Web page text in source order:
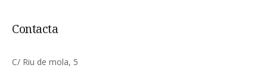
Contacta
C/ Riu de mola, 5